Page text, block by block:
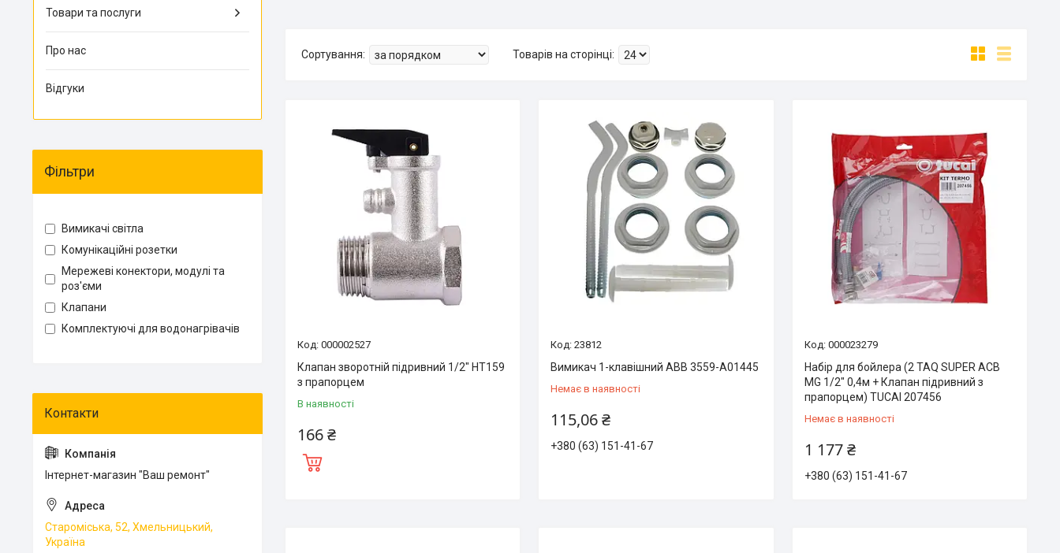
000002527
Клапан зворотній підривний 1/2″ HT159
з прапорцем
В наявності
166 ₴
23812
Вимикач 1-клавішний ABB 3559-A01445
Немає в наявності
115,06 ₴
+380 (63) 151-41-67
000023279
Набір для бойлера (2 TAQ SUPER ACB
MG 1/2″ 0,4м + Клапан підривний з
прапорцем) TUCAI 207456
Немає в наявності
1 177 ₴
+380 (63) 151-41-67
Товари та послуги
Про нас
Відгуки
Фільтри
Вимикачі світла
Комунікаційні розетки
Мережеві конектори, модулі та
роз'єми
Клапани
Комплектуючі для водонагрівачів
Інтернет-магазин "Ваш ремонт"
Староміська, 52, Хмельницький,
Україна